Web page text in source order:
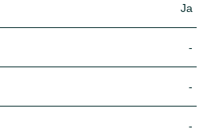
Ja
-
-
-